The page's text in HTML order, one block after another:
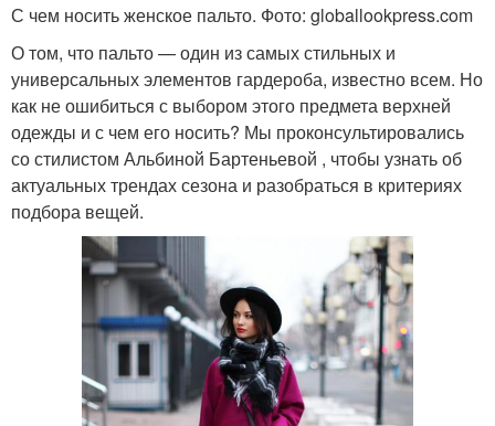
С чем носить женское пальто. Фото: globallookpress.com
О том, что пальто — один из самых стильных и
универсальных элементов гардероба, известно всем. Но
как не ошибиться с выбором этого предмета верхней
одежды и с чем его носить? Мы проконсультировались
со стилистом Альбиной Бартеньевой , чтобы узнать об
актуальных трендах сезона и разобраться в критериях
подбора вещей.